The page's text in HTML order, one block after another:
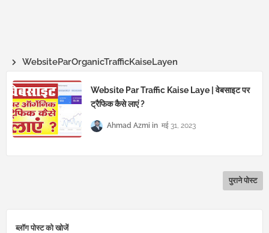
WebsiteParOrganicTrafficKaiseLayen
Website Par Traffic Kaise Laye | वेबसाइट पर
ट्रैफिक कैसे लाएं ?
Ahmad Azmi मई 31, 2023
पुराने पोस्ट
ब्लॉग पोस्ट को खोजें